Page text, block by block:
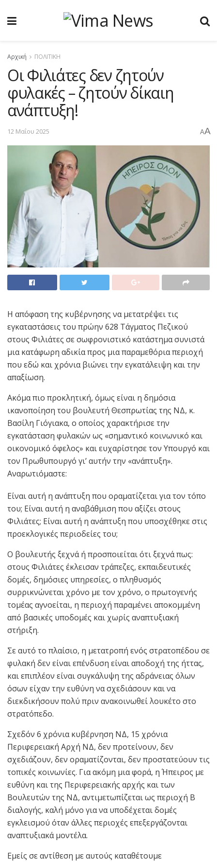
Αρχική ΠΟΛΙΤΙΚΗ
Οι Φιλιάτες δεν ζητούν
φυλακές – ζητούν δίκαιη
ανάπτυξη!
12 Μαΐου 2025 AA
Η απόφαση της κυβέρνησης να μετατρέψει τις
εγκαταστάσεις του πρώην 628 Τάγματος Πεζικού
στους Φιλιάτες σε σωφρονιστικό κατάστημα συνιστά
μια κατάφωρη αδικία προς μια παραμεθόρια περιοχή
που εδώ και χρόνια βιώνει την εγκατάλειψη και την
απαξίωση.
Ακόμα πιο προκλητική, όμως είναι η δημόσια
ικανοποίηση του βουλευτή Θεσπρωτίας της ΝΔ, κ.
Βασίλη Γιόγιακα, ο οποίος χαρακτήρισε την
εγκατάσταση φυλακών ως «σημαντικό κοινωνικό και
οικονομικό όφελος» και ευχαρίστησε τον Υπουργό και
τον Πρωθυπουργό γι’ αυτήν την «ανάπτυξη».
Αναρωτιόμαστε:
Είναι αυτή η ανάπτυξη που οραματίζεται για τον τόπο
του; Είναι αυτή η αναβάθμιση που αξίζει στους
Φιλιάτες; Είναι αυτή η ανάπτυξη που υποσχέθηκε στις
προεκλογικές περιοδείες του;
Ο βουλευτής ξεχνά ή προσποιείται ότι ξεχνά πως:
στους Φιλιάτες έκλεισαν τράπεζες, εκπαιδευτικές
δομές, δημόσιες υπηρεσίες, ο πληθυσμός
συρρικνώνεται χρόνο με τον χρόνο, ο πρωτογενής
τομέας αγνοείται, η περιοχή παραμένει αποκομμένη
από βασικές υποδομές και χωρίς αναπτυξιακή
στήριξη.
Σε αυτό το πλαίσιο, η μετατροπή ενός στρατοπέδου σε
φυλακή δεν είναι επένδυση είναι αποδοχή της ήττας,
και επιπλέον είναι συγκάλυψη της αδράνειας όλων
όσων είχαν την ευθύνη να σχεδιάσουν και να
διεκδικήσουν πολύ πριν ανακοινωθεί λουκέτο στο
στρατόπεδο.
Σχεδόν 6 χρόνια κυβέρνηση ΝΔ, 15 χρόνια
Περιφερειακή Αρχή ΝΔ, δεν προτείνουν, δεν
σχεδιάζουν, δεν οραματίζονται, δεν προστατεύουν τις
τοπικές κοινωνίες. Για ακόμη μια φορά, η Ήπειρος με
ευθύνη και της Περιφερειακής αρχής και των
Βουλευτών της ΝΔ, αντιμετωπίζεται ως περιοχή Β
διαλογής, καλή μόνο για να υποδέχεται δομές
εγκλεισμού όταν άλλες περιοχές επεξεργάζονται
αναπτυξιακά μοντέλα.
Εμείς σε αντίθεση με αυτούς καταθέτουμε